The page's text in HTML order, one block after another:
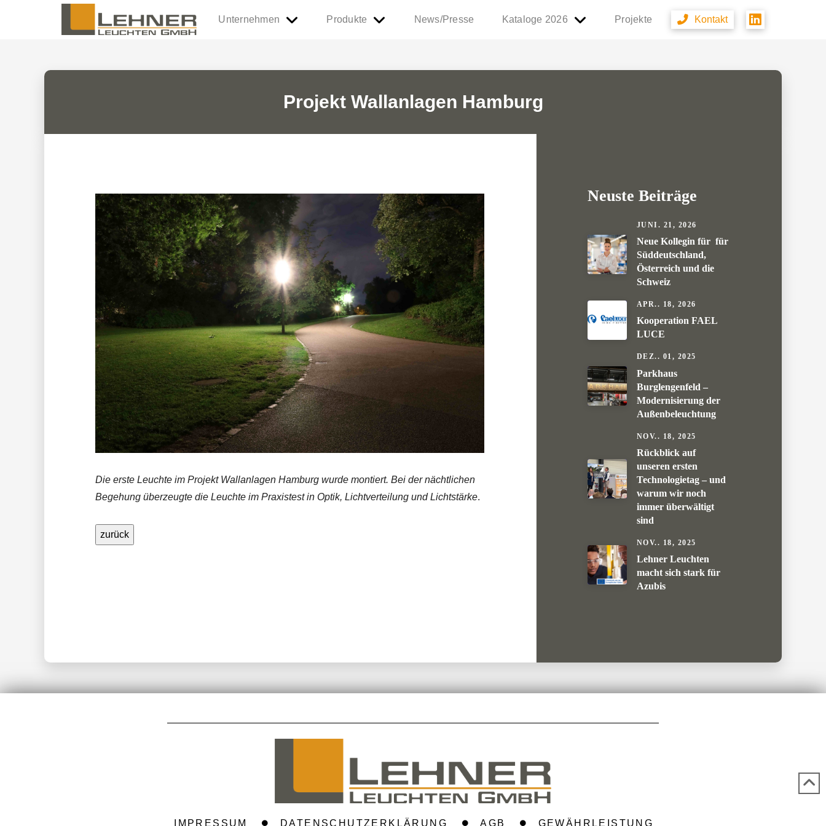
Unternehmen Produkte News/Presse Kataloge 2026 Projekte Kontakt
Projekt Wallanlagen Hamburg
Die erste Leuchte im Projekt Wallanlagen Hamburg wurde montiert. Bei der nächtlichen
Begehung überzeugte die Leuchte im Praxistest in Optik, Lichtverteilung und Lichtstärke.
zurück
Neuste Beiträge
JUNI. 21, 2026
Neue Kollegin für für
Süddeutschland,
Österreich und die
Schweiz
APR.. 18, 2026
Kooperation FAEL
LUCE
DEZ.. 01, 2025
Parkhaus
Burglengenfeld –
Modernisierung der
Außenbeleuchtung
NOV.. 18, 2025
Rückblick auf
unseren ersten
Technologietag – und
warum wir noch
immer überwältigt
sind
NOV.. 18, 2025
Lehner Leuchten
macht sich stark für
Azubis
IMPRESSUM DATENSCHUTZERKLÄRUNG AGB GEWÄHRLEISTUNG